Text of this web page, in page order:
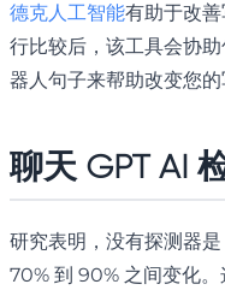
德克人工智能有助于改
行比较后，该工具会协
器人句子来帮助改变您的
聊天 GPT AI
研究表明，没有探测器
70% 到 90% 之间变化